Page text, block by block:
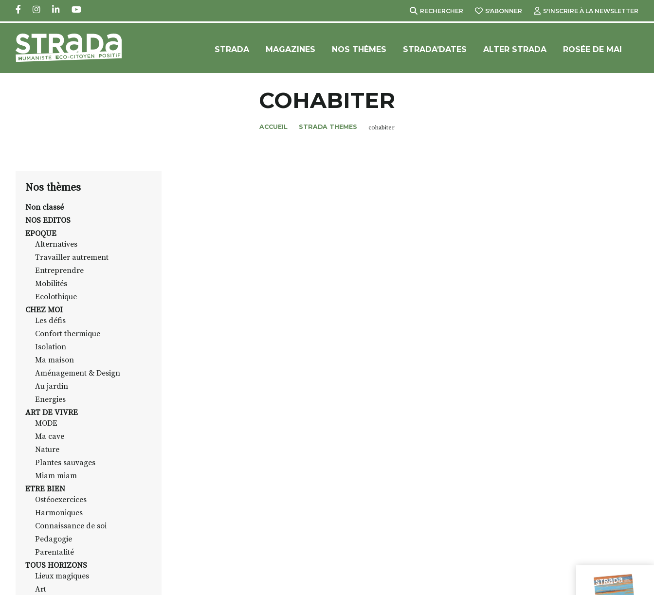
FACEBOOKINSTAGRAM
LINKEDINYOUTUBE RECHERCHER S'ABONNER S'INSCRIRE À LA NEWSLETTER
STRADA MAGAZINES NOS THÈMES STRADA’DATES ALTER STRADA ROSÉE DE MAI
COHABITER
ACCUEIL STRADA THEMES cohabiter
Nos thèmes
Non classé
NOS EDITOS
EPOQUE
Alternatives
Travailler autrement
Entreprendre
Mobilités
Ecolothique
CHEZ MOI
Les défis
Confort thermique
Isolation
Ma maison
Aménagement & Design
Au jardin
Energies
ART DE VIVRE
MODE
Ma cave
Nature
Plantes sauvages
Miam miam
ETRE BIEN
Ostéoexercices
Harmoniques
Connaissance de soi
Pedagogie
Parentalité
TOUS HORIZONS
Lieux magiques
Art